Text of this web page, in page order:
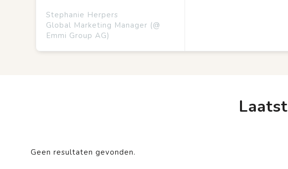
Stephanie Herpers
Global Marketing Manager (@
Emmi Group AG)
Geen resultaten gevonden.